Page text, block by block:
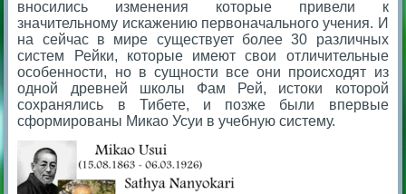
вносились изменения которые привели к
значительному искажению первоначального учения. И
на сейчас в мире существует более 30 различных
систем Рейки, которые имеют свои отличительные
особенности, но в сущности все они происходят из
одной древней школы Фам Рей, истоки которой
сохранялись в Тибете, и позже были впервые
сформированы Микао Усуи в учебную систему.